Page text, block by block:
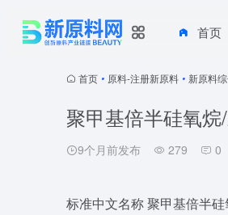
首页
首页 • 原料-注册新原料 • 新原料
聚甲基倍半硅氧
9个月前发布 279 0
标准中文名称 聚甲基倍半